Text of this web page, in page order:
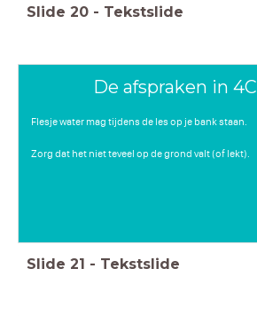
Slide 20 - Tekstslide
De afspraken in 4C
Flesje water mag tijdens de les op je bank staan.
Zorg dat het niet teveel op de grond valt (of lekt).
Slide 21 - Tekstslide